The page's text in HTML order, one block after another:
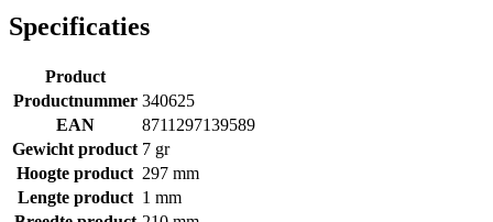
Specificaties
Product
Productnummer 340625
EAN
8711297139589
Gewicht product 7 gr
Hoogte product 297 mm
Lengte product 1 mm